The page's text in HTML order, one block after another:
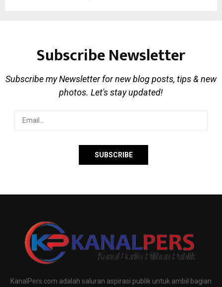
Subscribe Newsletter
Subscribe my Newsletter for new blog posts, tips & new
photos. Let's stay updated!
KanalPers.com adalah saluran aspirasi publik untuk ambil bagian